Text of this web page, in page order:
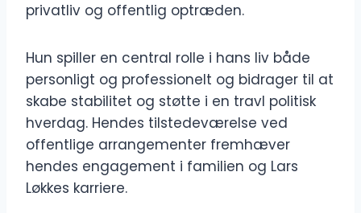
privatliv og offentlig optræden.
Hun spiller en central rolle i hans liv både
personligt og professionelt og bidrager til at
skabe stabilitet og støtte i en travl politisk
hverdag. Hendes tilstedeværelse ved
offentlige arrangementer fremhæver
hendes engagement i familien og Lars
Løkkes karriere.